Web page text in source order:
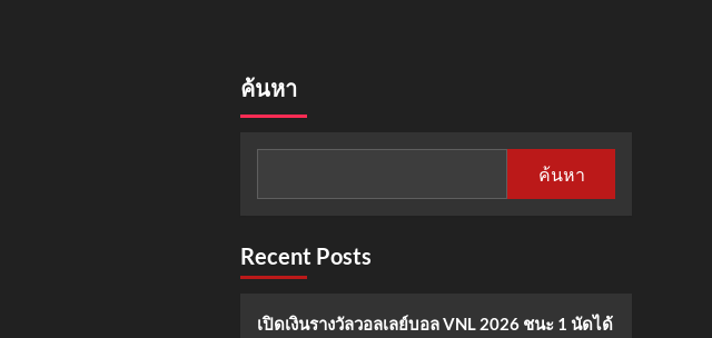
ค้นหา
ค้นหา
Recent Posts
เปิดเงินรางวัลวอลเลย์บอล VNL 2026 ชนะ 1 นัดได้